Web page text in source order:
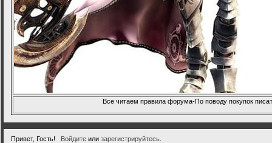
Все читаем правила форума-По поводу покупок
Привет, Гость! Войдитеили зарегистрируйтесь.